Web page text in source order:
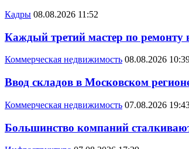
Кадры 08.08.2026 11:52
Каждый третий мастер по ремонту
Коммерческая недвижимость 08.08.2026
Ввод складов в Московском
Коммерческая недвижимость 07.08.2026
Большинство компаний